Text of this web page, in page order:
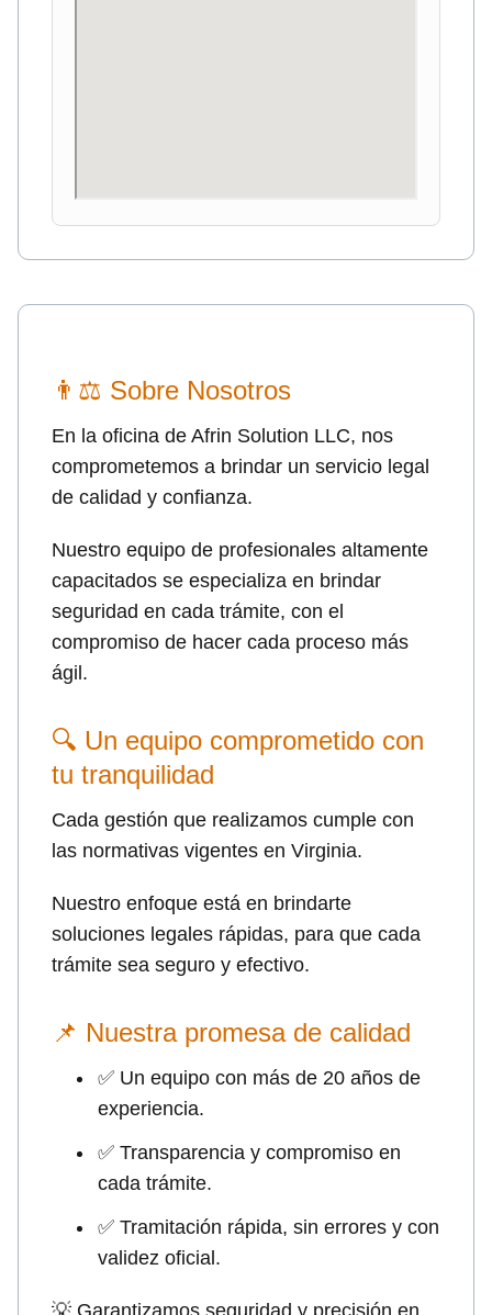
👨⚖ Sobre Nosotros
En la oficina de Afrin Solution LLC, nos
comprometemos a brindar un servicio legal
de calidad y confianza.
Nuestro equipo de profesionales altamente
capacitados se especializa en brindar
seguridad en cada trámite, con el
compromiso de hacer cada proceso más
ágil.
🔍 Un equipo comprometido con
tu tranquilidad
Cada gestión que realizamos cumple con
las normativas vigentes en Virginia.
Nuestro enfoque está en brindarte
soluciones legales rápidas, para que cada
trámite sea seguro y efectivo.
📌 Nuestra promesa de calidad
✅ Un equipo con más de 20 años de
experiencia.
✅ Transparencia y compromiso en
cada trámite.
✅ Tramitación rápida, sin errores y con
validez oficial.
💡 Garantizamos seguridad y precisión en